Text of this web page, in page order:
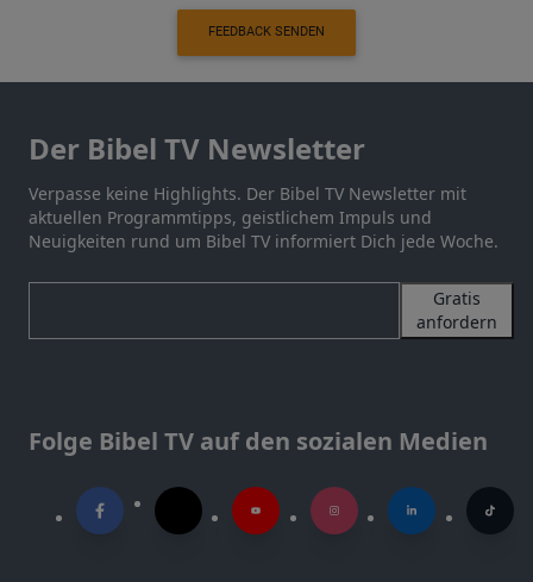
FEEDBACK SENDEN
Der Bibel TV Newsletter
Verpasse keine Highlights. Der Bibel TV Newsletter mit
aktuellen Programmtipps, geistlichem Impuls und
Neuigkeiten rund um Bibel TV informiert Dich jede Woche.
Gratis
anfordern
Folge Bibel TV auf den sozialen Medien